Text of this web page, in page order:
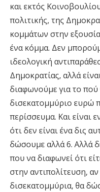
και εκτός
πολιτικής, της
κομμάτων στην
ένα κόμμα. Δεν
ιδεολογική
Δημοκρατίας, αλλά
διαφωνούμε για το
δισεκατομμύριο ευρώ
περίσσευμα. Και είναι
ότι δεν είναι ένα δις
δώσουμε αλλά 6. Αλλά
που να διαφωνεί ότι
στην αντιπολίτευση,
δισεκατομμύρια, θα